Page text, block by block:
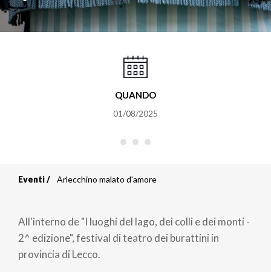
QUANDO
01/08/2025
di
pane
Eventi Arlecchino malato d'amore
All'interno de "I luoghi del lago, dei colli e dei monti -
2^ edizione", festival di teatro dei burattini in
provincia di Lecco.